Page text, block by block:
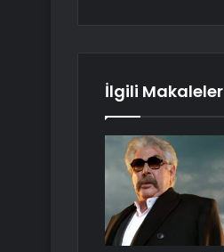
İlgili Makaleler